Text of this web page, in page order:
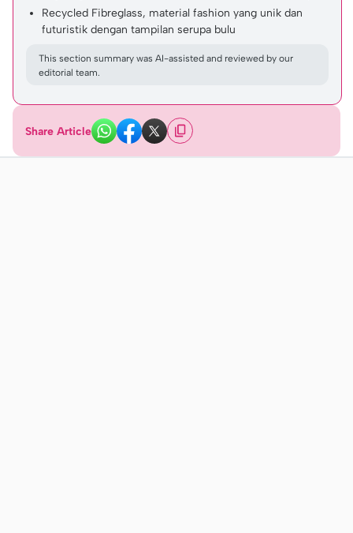
Recycled Fibreglass, material fashion yang unik dan
futuristik dengan tampilan serupa bulu
This section summary was AI-assisted and reviewed by our
editorial team.
Share Article